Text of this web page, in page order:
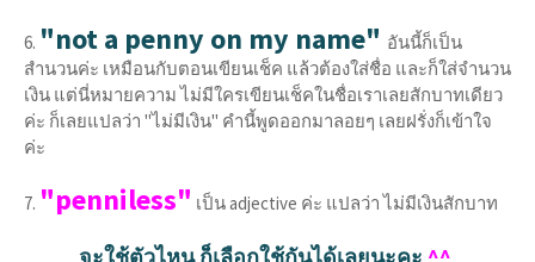
6. "not a penny on my name" อันนี้ก็เป็น
สำนวนค่ะ เหมือนกับตอนเขียนเช็ค แล้วต้องใส่ชื่อ และก็ใส่จำนวน
เงิน แต่นี่หมายความ ไม่มีใครเขียนเช็คในชื่อเราเลยสักบาทเดียว
ค่ะ ก็เลยแปลว่า "ไม่มีเงิน" คำนี้พูดออกมาลอยๆ เลยฝรั่งก็เข้าใจ
ค่ะ
7. "penniless" เป็น adjective ค่ะ แปลว่า ไม่มีเงินสักบาท